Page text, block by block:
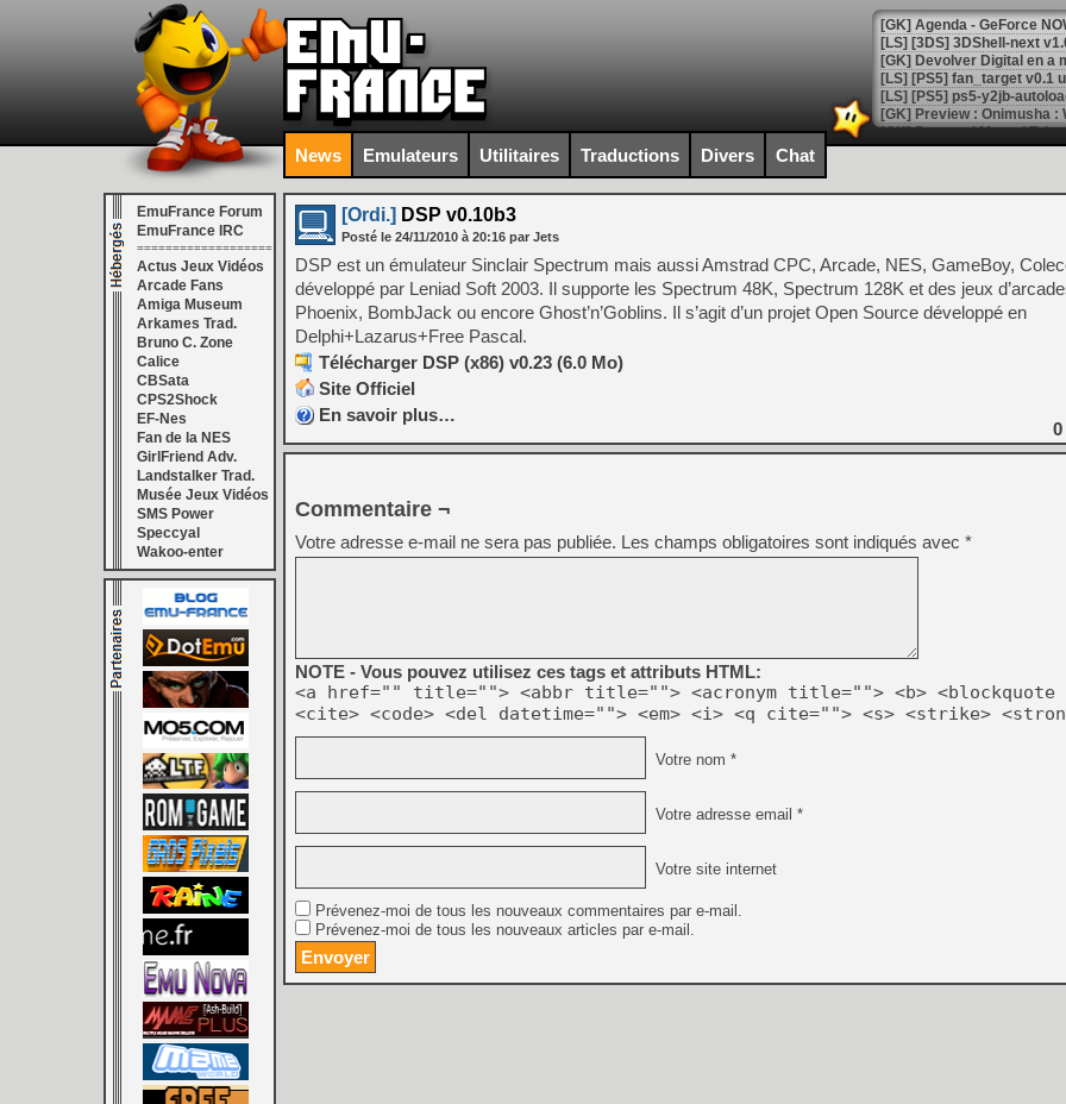
[GK] Agenda - GeForce
[GK] Devolver Digital en a
[LS] [PS5] ps5-y2jb-
[GK] Pourquoi Marvel
[GK] Test : Restory : Chill
[GK] GTA 6 : Rockstar
[GK] Hot Wheels Infinite
[GK] Mémoire cash -
[GK] Résultats Nintendo :
[GK] Déjà des
[Mo5] Brickboy cherche à
[GK] Minecraft et ses «
[GK] Beast of
[GK] Ubisoft : fin de partie
[GK] Mémoire cash -
[GK] Dan Houser (GTA)
[GK] Comment EA Sports
[GK] Crimson Moon : un
[GK] Isle of Reveries : le
[GK] Moonlighter 2 : The
[GK] Capcom relance
[Mo5] Deux inédits du
[GK] Le beat'em up The
[GK] Endless Legend 2 :
[LS] [PS5] Le WebKit
[GK] Oubliez Crazy Taxi,
[LS] [Switch] NSZ 5.0.0
[GK] No More Room in
[GK] Un chatbot Atelier
News Emulateurs Utilitaires Traductions Divers Chat
EmuFrance Forum
EmuFrance IRC
===================
Actus Jeux Vidéos
Arcade Fans
Amiga Museum
Arkames Trad.
Bruno C. Zone
Calice
CBSata
CPS2Shock
EF-Nes
Fan de la NES
GirlFriend Adv.
Landstalker Trad.
Musée Jeux Vidéos
SMS Power
Speccyal
Wakoo-enter
[Ordi.] DSP v0.10b3
Posté le 24/11/2010 à 20:16 par Jets
DSP est un émulateur Sinclair Spectrum mais aussi Amstrad CPC, Arcade, NES, GameBoy,
développé par Leniad Soft 2003. Il supporte les Spectrum 48K, Spectrum 128K et des jeux
Phoenix, BombJack ou encore Ghost’n’Goblins. Il s’agit d’un projet Open Source développé en
Delphi+Lazarus+Free Pascal.
Télécharger DSP (x86) v0.23 (6.0 Mo)
Site Officiel
En savoir plus…
0
Commentaire ¬
Votre adresse e-mail ne sera pas publiée. Les champs obligatoires sont indiqués avec *
NOTE - Vous pouvez utilisez ces tags et attributs HTML:
<a href="" title=""> <abbr title=""> <acronym title=""> <b> <blockquote
<cite> <code> <del datetime=""> <em> <i> <q cite=""> <s> <strike>
Votre nom *
Votre adresse email *
Votre site internet
Prévenez-moi de tous les nouveaux commentaires par e-mail.
Prévenez-moi de tous les nouveaux articles par e-mail.